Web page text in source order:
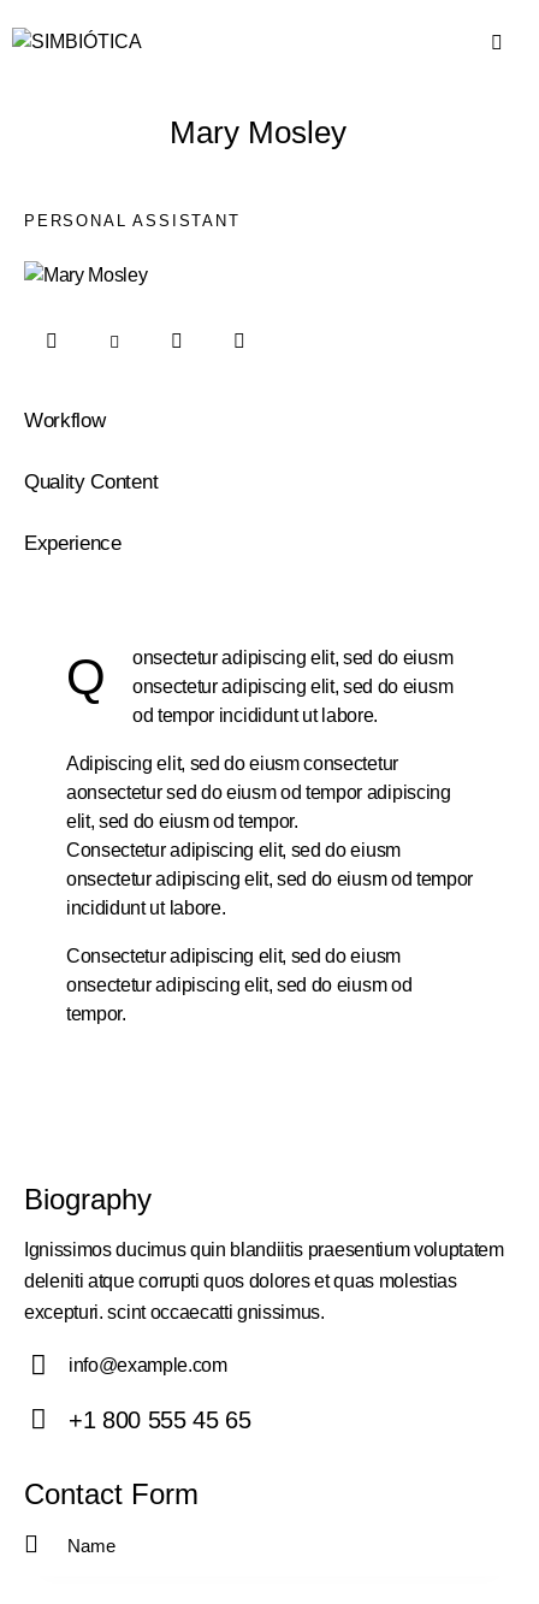
Mary Mosley
PERSONAL ASSISTANT
Workflow
Quality Content
Experience
Q
onsectetur adipiscing elit, sed do eiusm
onsectetur adipiscing elit, sed do eiusm
od tempor incididunt ut labore.
Adipiscing elit, sed do eiusm consectetur
aonsectetur sed do eiusm od tempor adipiscing
elit, sed do eiusm od tempor.
Consectetur adipiscing elit, sed do eiusm
onsectetur adipiscing elit, sed do eiusm od tempor
incididunt ut labore.
Consectetur adipiscing elit, sed do eiusm
onsectetur adipiscing elit, sed do eiusm od
tempor.
Biography
Ignissimos ducimus quin blandiitis praesentium voluptatem
deleniti atque corrupti quos dolores et quas molestias
excepturi. scint occaecatti gnissimus.
m
info@example.com
on
+1 800 555 45 65
Contact Form